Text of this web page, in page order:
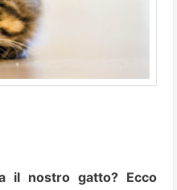
il nostro gatto? Ecco